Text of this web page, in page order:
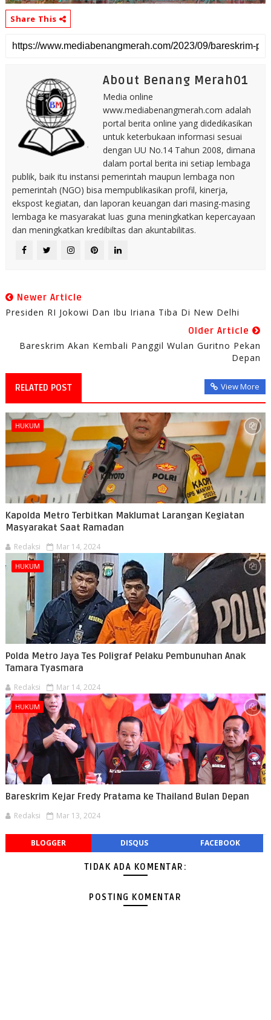
Share This
About Benang Merah01
Media online
www.mediabenangmerah.com adalah
portal berita online yang didedikasikan
untuk keterbukaan informasi sesuai
dengan UU No.14 Tahun 2008, dimana
dalam portal berita ini setiap lembaga
publik, baik itu instansi pemerintah maupun lembaga non
pemerintah (NGO) bisa mempublikasikan profil, kinerja,
ekspost kegiatan, dan laporan keuangan dari masing-masing
lembaga ke masyarakat luas guna meningkatkan kepercayaan
dan meningkatkan kredibiltas dan akuntabilitas.
Newer Article
Presiden RI Jokowi Dan Ibu Iriana Tiba Di New Delhi
Older Article
Bareskrim Akan Kembali Panggil Wulan Guritno Pekan
Depan
RELATED POST View More
HUKUM
Kapolda Metro Terbitkan Maklumat Larangan Kegiatan
Masyarakat Saat Ramadan
Redaksi Mar 14, 2024
HUKUM
Polda Metro Jaya Tes Poligraf Pelaku Pembunuhan Anak
Tamara Tyasmara
Redaksi Mar 14, 2024
HUKUM
Bareskrim Kejar Fredy Pratama ke Thailand Bulan Depan
Redaksi Mar 13, 2024
BLOGGER DISQUS FACEBOOK
TIDAK ADA KOMENTAR:
POSTING KOMENTAR